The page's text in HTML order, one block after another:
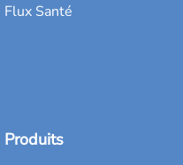
Flux Santé
Produits